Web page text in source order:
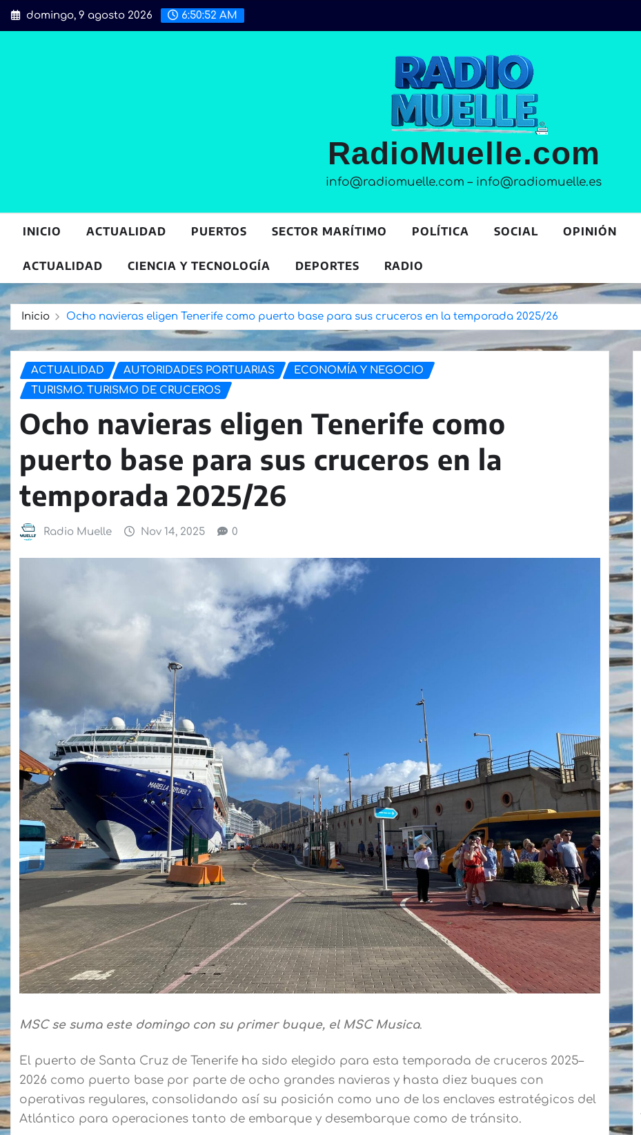
Saltar
al
domingo, 9 agosto 2026 6:50:53 AM
RadioMuelle.com
info@radiomuelle.com – info@radiomuelle.es
INICIO ACTUALIDAD PUERTOS SECTOR MARÍTIMO POLÍTICA SOCIAL OPINIÓN
ACTUALIDAD CIENCIA Y TECNOLOGÍA DEPORTES RADIO
Inicio Ocho navieras eligen Tenerife como puerto base para sus cruceros en la temporada 2025/26
ACTUALIDAD AUTORIDADES PORTUARIAS
ECONOMÍA Y NEGOCIO
TURISMO. TURISMO DE CRUCEROS
Ocho navieras eligen Tenerife como
puerto base para sus cruceros en la
temporada 2025/26
Radio Muelle Nov 14, 2025 0
MSC se suma este domingo con su primer buque, el MSC Musica.
El puerto de Santa Cruz de Tenerife ha sido elegido para esta temporada de cruceros 2025–
2026 como puerto base por parte de ocho grandes navieras y hasta diez buques con
operativas regulares, consolidando así su posición como uno de los enclaves estratégicos del
Atlántico para operaciones tanto de embarque y desembarque como de tránsito.